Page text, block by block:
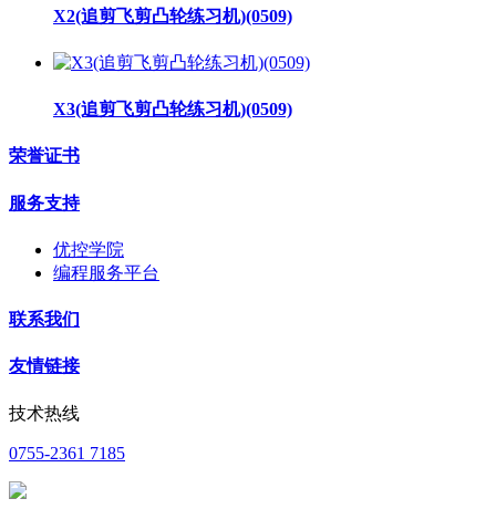
X2(追剪飞剪凸轮练习机)(0509)
X3(追剪飞剪凸轮练习机)(0509)
荣誉证书
服务支持
优控学院
编程服务平台
联系我们
友情链接
技术热线
0755-2361 7185